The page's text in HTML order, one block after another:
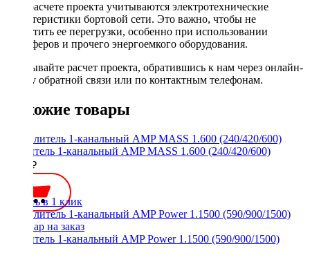
При расчете проекта учитываются электротехнические
характеристики бортовой сети. Это важно, чтобы не
допустить ее перегрузки, особенно при использовании
сабвуферов и прочего энергоемкого оборудования.
Заказывайте расчет проекта, обратившись к нам через онлайн-
форму обратной связи или по контактным телефонам.
Похожие товары
Усилитель 1-канальный AMP MASS 1.600 (240/420/600)
5700 ₽
Купить в 1 клик
Усилитель 1-канальный AMP Power 1.1500 (590/900/1500)